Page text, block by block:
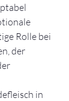
Rolle bei
der
in